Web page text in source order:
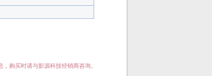
购买时请与影源科技经销商咨询。